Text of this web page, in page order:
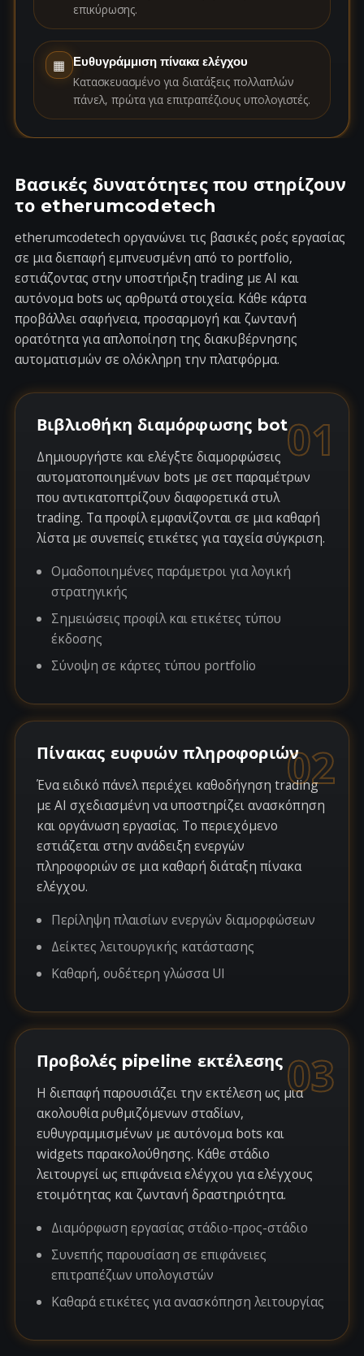
1
επικύρωσης.
▦ Ευθυγράμμιση πίνακα ελέγχου
Κατασκευασμένο για διατάξεις πολλαπλών
πάνελ, πρώτα για επιτραπέζιους υπολογιστές.
Βασικές δυνατότητες που στηρίζουν
το etherumcodetech
etherumcodetech οργανώνει τις βασικές ροές εργασίας
σε μια διεπαφή εμπνευσμένη από το portfolio,
εστιάζοντας στην υποστήριξη trading με AI και
αυτόνομα bots ως αρθρωτά στοιχεία. Κάθε κάρτα
προβάλλει σαφήνεια, προσαρμογή και ζωντανή
ορατότητα για απλοποίηση της διακυβέρνησης
αυτοματισμών σε ολόκληρη την πλατφόρμα.
01
Βιβλιοθήκη διαμόρφωσης bot
Δημιουργήστε και ελέγξτε διαμορφώσεις
αυτοματοποιημένων bots με σετ παραμέτρων
που αντικατοπτρίζουν διαφορετικά στυλ
trading. Τα προφίλ εμφανίζονται σε μια καθαρή
λίστα με συνεπείς ετικέτες για ταχεία σύγκριση.
Ομαδοποιημένες παράμετροι για λογική
στρατηγικής
Σημειώσεις προφίλ και ετικέτες τύπου
έκδοσης
Σύνοψη σε κάρτες τύπου portfolio
02
Πίνακας ευφυών πληροφοριών
Ένα ειδικό πάνελ περιέχει καθοδήγηση trading
με AI σχεδιασμένη να υποστηρίζει ανασκόπηση
και οργάνωση εργασίας. Το περιεχόμενο
εστιάζεται στην ανάδειξη ενεργών
πληροφοριών σε μια καθαρή διάταξη πίνακα
ελέγχου.
Περίληψη πλαισίων ενεργών διαμορφώσεων
Δείκτες λειτουργικής κατάστασης
Καθαρή, ουδέτερη γλώσσα UI
03
Προβολές pipeline εκτέλεσης
Η διεπαφή παρουσιάζει την εκτέλεση ως μια
ακολουθία ρυθμιζόμενων σταδίων,
ευθυγραμμισμένων με αυτόνομα bots και
widgets παρακολούθησης. Κάθε στάδιο
λειτουργεί ως επιφάνεια ελέγχου για ελέγχους
ετοιμότητας και ζωντανή δραστηριότητα.
Διαμόρφωση εργασίας στάδιο-προς-στάδιο
Συνεπής παρουσίαση σε επιφάνειες
επιτραπέζιων υπολογιστών
Καθαρά ετικέτες για ανασκόπηση λειτουργίας